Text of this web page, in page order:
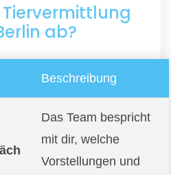
ab?
Beschreibung
Das Team bespricht
mit dir, welche
Vorstellungen und